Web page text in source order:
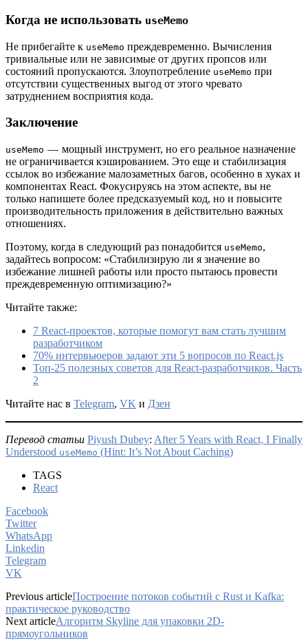
Когда не использовать useMemo
Не прибегайте к useMemo преждевременно. Вычисления
тривиальные или не зависимые от других пропсов или
состояний пропускаются. Злоупотребление useMemo при
отсутствии существенных выгод от этого чревато
затруднением восприятия кода.
Заключение
useMemo — мощный инструмент, но его реальное назначение
не ограничивается кэшированием. Это еще и стабилизация
ссылок во избежание малозаметных багов, особенно в хуках и
компонентах React. Фокусируясь на этом аспекте, вы не
только напишете более предсказуемый код, но и повысите
производительность приложения в действительно важных
отношениях.
Поэтому, когда в следующий раз понадобится useMemo,
задайтесь вопросом: «Стабилизирую ли я значение во
избежание лишней работы или просто пытаюсь провести
преждевременную оптимизацию?»
Читайте также:
7 React-проектов, которые помогут вам стать лучшим
разработчиком
70% интервьюеров задают эти 5 вопросов по React.js
Топ-25 полезных советов для React-разработчиков. Часть
2
Читайте нас в Telegram, VK и Дзен
Перевод статьи Piyush Dubey: After 5 Years with React, I Finally
Understood useMemo (Hint: It’s Not About Caching)
TAGS
React
Facebook
Twitter
WhatsApp
Linkedin
Telegram
VK
Previous articleПостроение потоков событий с Rust и Kafka:
практическое руководство
Next articleАлгоритм Skyline для упаковки 2D-
прямоугольников